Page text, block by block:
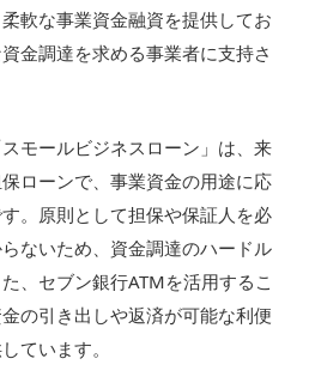
軟な事業資金融資を提供してお
金調達を求める事業者に支持さ
モールビジネスローン」は、来
ローンで、事業資金の用途に応
。原則として担保や保証人を必
ないため、資金調達のハードル
、セブン銀行ATMを活用するこ
の引き出しや返済が可能な利便
ています。